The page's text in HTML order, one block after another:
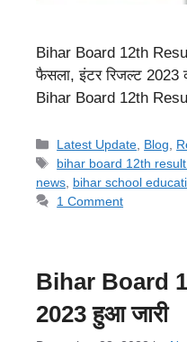
Bihar Board 12th
फैसला, इंटर रिजल्ट 2023
Bihar Board 12th
Categories
Latest Update Blog
Tags
bihar board 12th
news bihar school
1 Comment
Bihar Board
2023 हुआ जारी